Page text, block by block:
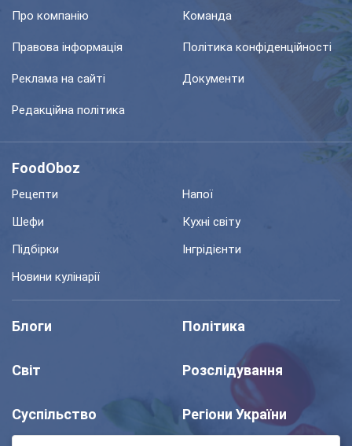
Про компанію Команда
Правова інформація Політика конфіденційності
Реклама на сайті Документи
Редакційна політика
FoodOboz
Рецепти
Напої
Шефи
Кухні світу
Підбірки
Інгрідієнти
Новини кулінарії
Блоги Політика
Світ Розслідування
Суспільство Регіони України